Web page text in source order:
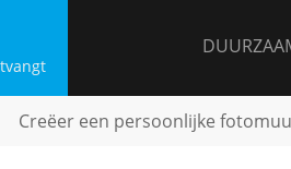
Creëer een persoonlijke